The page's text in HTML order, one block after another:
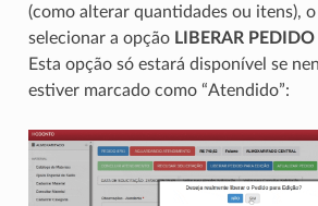
(como alterar quantidades ou itens),
selecionar a opção LIBERAR
Esta opção só estará disponível se
estiver marcado como “Atendido”: